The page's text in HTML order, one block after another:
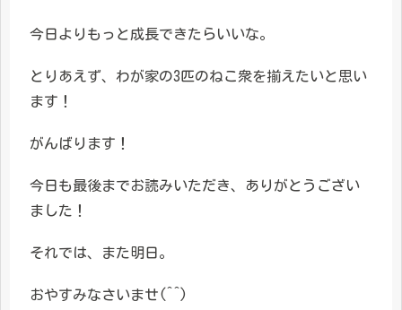
今日よりもっと成長できたらいいな。
とりあえず、わが家の3匹のねこ衆を揃えたいと思い
ます！
がんばります！
今日も最後までお読みいただき、ありがとうござい
ました！
それでは、また明日。
おやすみなさいませ(^^)